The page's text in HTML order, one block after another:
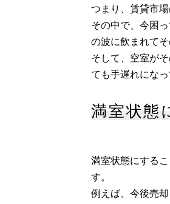
つまり、賃貸市
その中で、今困
の波に飲まれて
そして、空室が
ても手遅れにな
満室状態
満室状態にする
す。
例えば、今後売